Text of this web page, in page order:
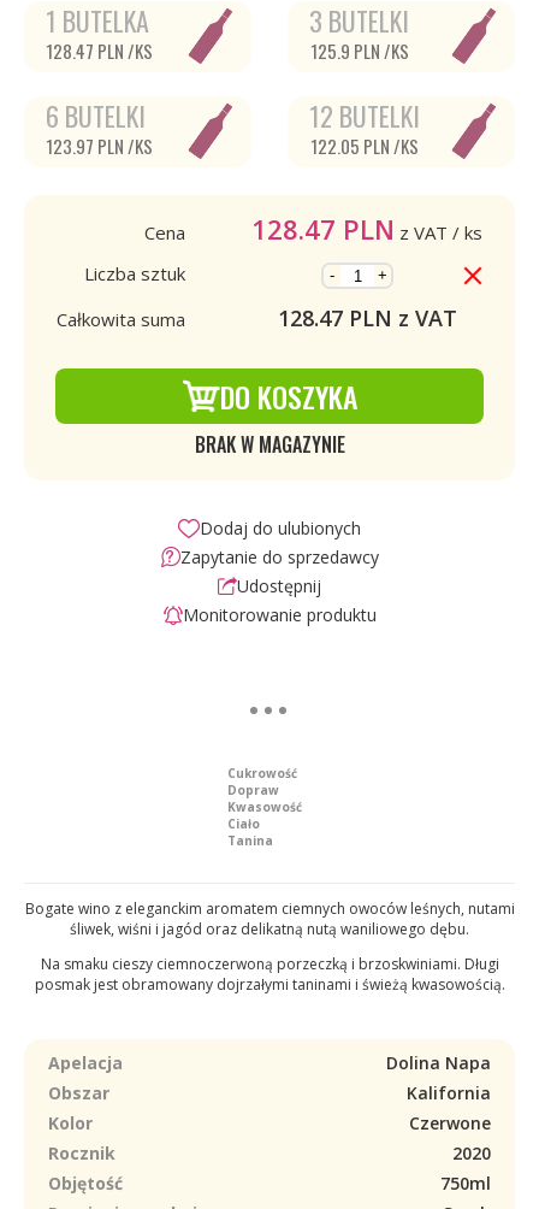
1 BUTELKA
128.47 PLN /KS
3 BUTELKI
125.9 PLN /KS
6 BUTELKI
123.97 PLN /KS
12 BUTELKI
122.05 PLN /KS
Cena 128.47 PLN z VAT / ks
Liczba sztuk
- +
Całkowita suma 128.47PLN z VAT
DO KOSZYKA
BRAK W MAGAZYNIE
Dodaj do ulubionych
Zapytanie do sprzedawcy
Udostępnij
Monitorowanie produktu
Cukrowość
Dopraw
Kwasowość
Ciało
Tanina
Bogate wino z eleganckim aromatem ciemnych owoców leśnych, nutami
śliwek, wiśni i jagód oraz delikatną nutą waniliowego dębu.
Na smaku cieszy ciemnoczerwoną porzeczką i brzoskwiniami. Długi
posmak jest obramowany dojrzałymi taninami i świeżą kwasowością.
Apelacja
Dolina Napa
Obszar
Kalifornia
Kolor
Czerwone
Rocznik
2020
Objętość
750ml